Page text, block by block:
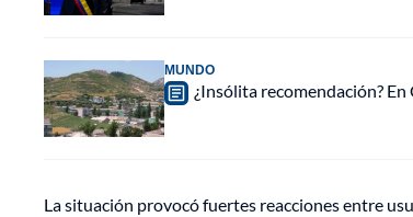
MUNDO
¿Insólita recomendación?
La situación provocó fuertes reacciones entre